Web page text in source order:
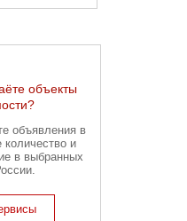
объекты
объявления в
количество и
в выбранных